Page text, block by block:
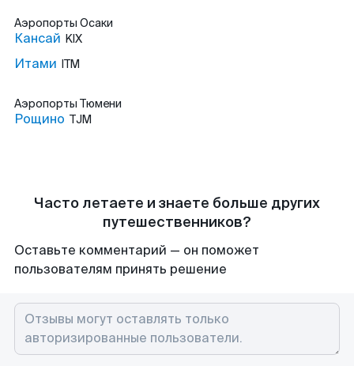
Аэропорты Осаки
Кансай KIX
Итами ITM
Аэропорты Тюмени
Рощино TJM
Часто летаете и знаете больше других
путешественников?
Оставьте комментарий — он поможет
пользователям принять решение